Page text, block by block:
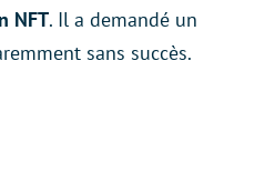
NFT. Il a demandé un
sans succès.